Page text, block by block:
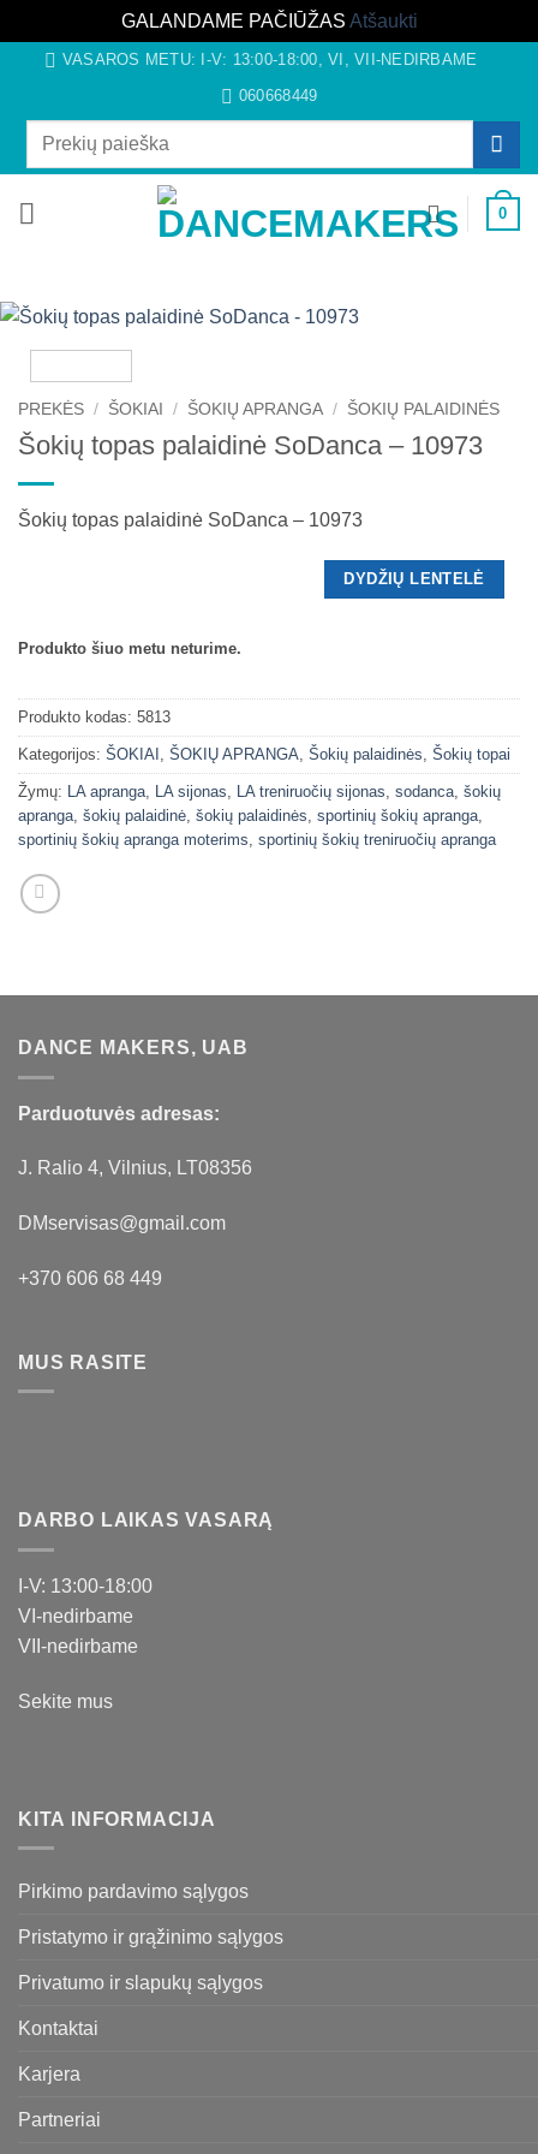
GALANDAME PAČIŪŽAS Atšaukti
content
VASAROS METU: I-V: 13:00-18:00, VI, VII-NEDIRBAME
060668449
Ieškoti:
0
PREKĖS / ŠOKIAI / ŠOKIŲ APRANGA / ŠOKIŲ PALAIDINĖS
Šokių topas palaidinė SoDanca – 10973
Šokių topas palaidinė SoDanca – 10973
DYDŽIŲ LENTELĖ
Produkto šiuo metu neturime.
Produkto kodas: 5813
Kategorijos: ŠOKIAI , ŠOKIŲ APRANGA, Šokių palaidinės, Šokių topai
Žymų: LA apranga, LA sijonas, LA treniruočių sijonas, sodanca, šokių
apranga, šokių palaidinė, šokių palaidinės, sportinių šokių apranga,
sportinių šokių apranga moterims, sportinių šokių treniruočių apranga
DANCE MAKERS, UAB
Parduotuvės adresas:
J. Ralio 4, Vilnius, LT08356
DMservisas@gmail.com
+370 606 68 449
MUS RASITE
DARBO LAIKAS VASARĄ
I-V: 13:00-18:00
VI-nedirbame
VII-nedirbame
Sekite mus
KITA INFORMACIJA
Pirkimo pardavimo sąlygos
Pristatymo ir grąžinimo sąlygos
Privatumo ir slapukų sąlygos
Kontaktai
Karjera
Partneriai